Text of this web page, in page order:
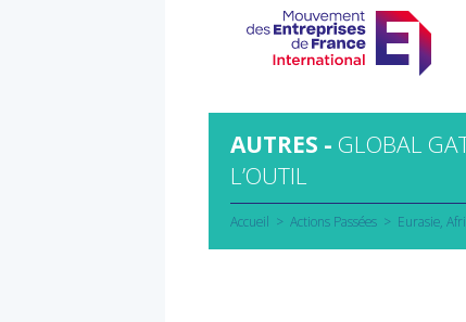
AUTRES - GLOBAL
L’OUTIL
Accueil Actions Passées Eurasie